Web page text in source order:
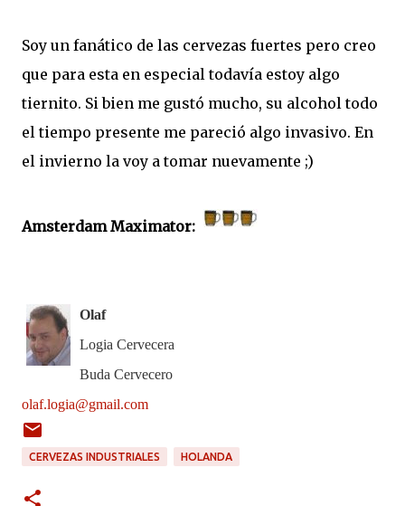
Soy un fanático de las cervezas fuertes pero creo
que para esta en especial todavía estoy algo
tiernito. Si bien me gustó mucho, su alcohol todo
el tiempo presente me pareció algo invasivo. En
el invierno la voy a tomar nuevamente ;)
Amsterdam Maximator:
Olaf
Logia Cervecera
Buda Cervecero
olaf.logia@gmail.com
CERVEZAS INDUSTRIALES HOLANDA